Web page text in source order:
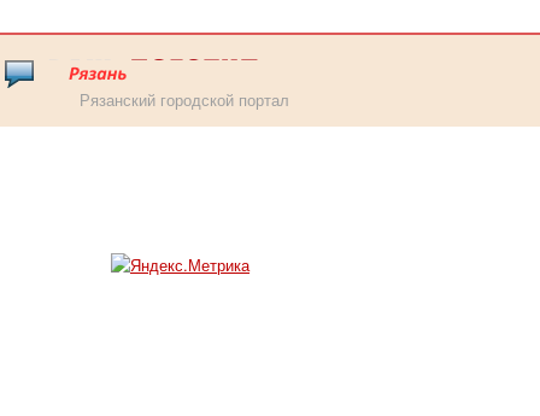
Рязанский городской портал